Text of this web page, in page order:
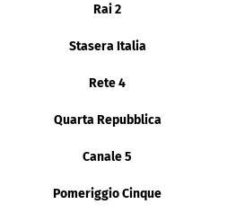
Rai 2
Stasera Italia
Rete 4
Quarta Repubblica
Canale 5
Pomeriggio Cinque